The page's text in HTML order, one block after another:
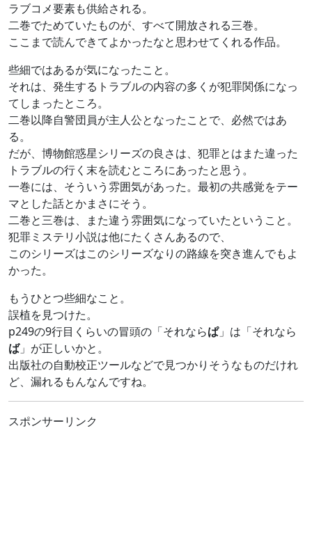
ラブコメ要素も供給される。
二巻でためていたものが、すべて開放される三巻。
ここまで読んできてよかったなと思わせてくれる作品。
些細ではあるが気になったこと。
それは、発生するトラブルの内容の多くが犯罪関係になっ
てしまったところ。
二巻以降自警団員が主人公となったことで、必然ではあ
る。
だが、博物館惑星シリーズの良さは、犯罪とはまた違った
トラブルの行く末を読むところにあったと思う。
一巻には、そういう雰囲気があった。最初の共感覚をテー
マとした話とかまさにそう。
二巻と三巻は、また違う雰囲気になっていたということ。
犯罪ミステリ小説は他にたくさんあるので、
このシリーズはこのシリーズなりの路線を突き進んでもよ
かった。
もうひとつ些細なこと。
誤植を見つけた。
p249の9行目くらいの冒頭の「それならぱ」は「それなら
ば」が正しいかと。
出版社の自動校正ツールなどで見つかりそうなものだけれ
ど、漏れるもんなんですね。
スポンサーリンク